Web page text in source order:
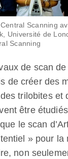
Scanning
Université de
Scanning
de scan
de créer des
trilobites et
être
le scan
» pour la
non